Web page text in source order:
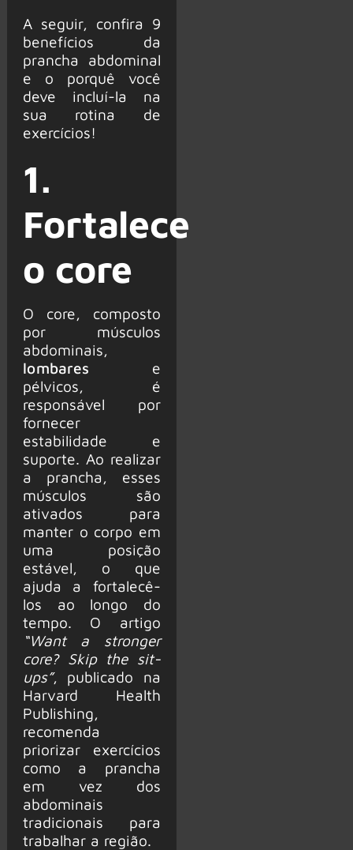
A seguir, confira 9
benefícios da
prancha abdominal
e o porquê você
deve incluí-la na
sua rotina de
exercícios!
1.
Fortalece
o core
O core, composto
por músculos
abdominais,
lombares e
pélvicos, é
responsável por
fornecer
estabilidade e
suporte. Ao realizar
a prancha, esses
músculos são
ativados para
manter o corpo em
uma posição
estável, o que
ajuda a fortalecê-
los ao longo do
tempo. O artigo
“Want a stronger
core? Skip the sit-
ups”, publicado na
Harvard Health
Publishing,
recomenda
priorizar exercícios
como a prancha
em vez dos
abdominais
tradicionais para
trabalhar a região.